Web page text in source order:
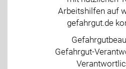
Arbeitshilfen auf
gefahrgut.de
Gefahrgut-